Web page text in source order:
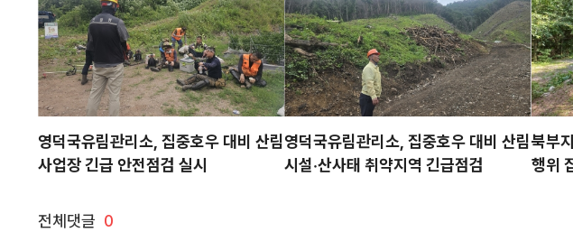
영덕국유림관리소, 집중호우 대비 산림
사업장 긴급 안전점검 실시
영덕국유림관리소, 집중호우 대비 산림
시설·산사태 취약지역 긴급점검
북부
행위
전체댓글 0